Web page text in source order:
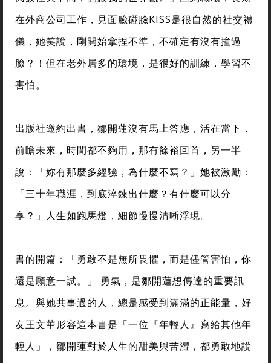
在外商公司工作，見面臉碰臉KISS是很自然的社交禮
儀，她笑說，剛開始拿捏不準，不確定有沒有撞過
臉？！但在老外居多的環境，是很好的訓練，學習不
害怕。
出版社邀約出書，鄒開蓮沒有馬上答應，活在當下，
前瞻未來，時間都不夠用，那有餘裕回首，另一半
說：「妳有那麼多經驗，為什麼不寫？」她被激勵：
「三十年職涯，到底淬鍊出什麼？有什麼可以分
享？」人生如跑馬燈，細節慢慢清晰浮現。
書的開篇：「勇敢不是無所畏懼，而是儘管害怕，你
還是願意一試。」 勇氣，是鄒開蓮想傳達的重要訊
息。與她共事過的人，總是感受到滿滿的正能量，好
友王文華形容這本書是「一位『年輕人』寫給其他年
輕人」，鄒開蓮對於人生的甜美與苦澀，都勇敢地說